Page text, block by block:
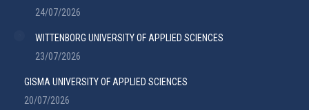
24/07/2026
WITTENBORG UNIVERSITY OF APPLIED SCIENCES
23/07/2026
GISMA UNIVERSITY OF APPLIED SCIENCES
20/07/2026